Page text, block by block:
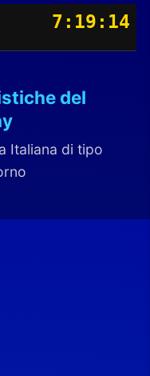
7:19:13
del
Italiana di tipo